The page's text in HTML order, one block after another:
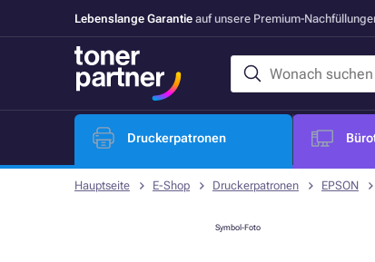
Lebenslange Garantie auf unsere Premium-
Druckerpatronen
Hauptseite E-Shop Druckerpatronen EPSON
Symbol-Foto